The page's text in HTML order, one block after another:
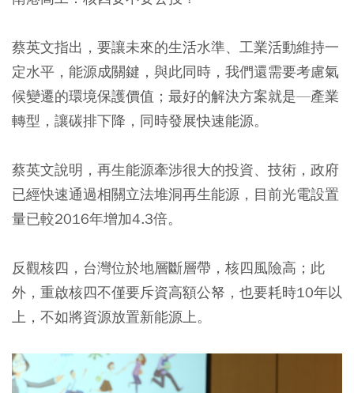
蔡英文指出，要讓未來的生活水準、工業活動維持一
定水平，能源成關鍵，與此同時，我們還需要考慮氣
候變遷的環境保護價值；最好的解決方案就是—產業
轉型，讓碳排下降，同時發展快速能源。
蔡英文說明，再生能源牽涉很大的投資、技術，政府
已經快速通過相關立法堆洞再生能源，目前光電設置
量已較2016年增加4.3倍。
反觀核四，台灣位於地層斷層帶，核四風險高；此
外，重啟核四不僅要斥資高額公帑，也要耗時10年以
上，不如將資源放置新能源上。